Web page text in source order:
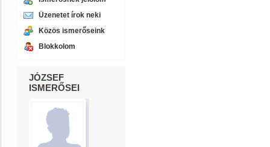
Üzenetet írok neki
Közös ismerőseink
Blokkolom
JÓZSEF
ISMERŐSEI